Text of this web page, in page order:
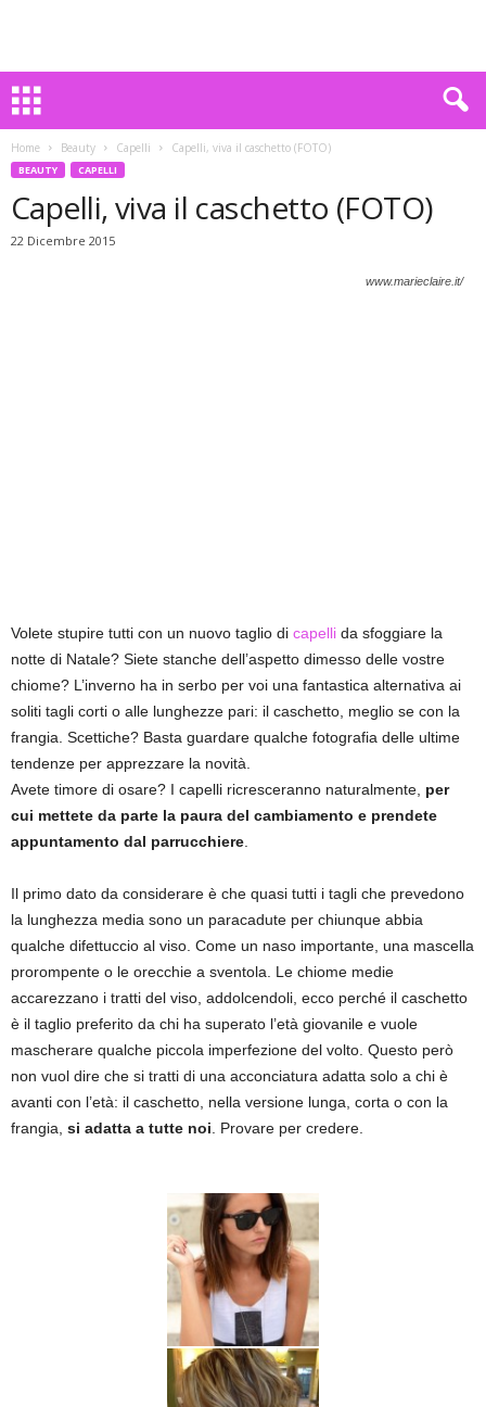
Home Beauty Capelli Capelli, viva il caschetto (FOTO)
BEAUTY CAPELLI
Capelli, viva il caschetto (FOTO)
22 Dicembre 2015
www.marieclaire.it/
Volete stupire tutti con un nuovo taglio di capelli da sfoggiare la
notte di Natale? Siete stanche dell’aspetto dimesso delle vostre
chiome? L’inverno ha in serbo per voi una fantastica alternativa ai
soliti tagli corti o alle lunghezze pari: il caschetto, meglio se con la
frangia. Scettiche? Basta guardare qualche fotografia delle ultime
tendenze per apprezzare la novità.
Avete timore di osare? I capelli ricresceranno naturalmente, per
cui mettete da parte la paura del cambiamento e prendete
appuntamento dal parrucchiere
Il primo dato da considerare è che quasi tutti i tagli che prevedono
la lunghezza media sono un paracadute per chiunque abbia
qualche difettuccio al viso. Come un naso importante, una mascella
prorompente o le orecchie a sventola. Le chiome medie
accarezzano i tratti del viso, addolcendoli, ecco perché il caschetto
è il taglio preferito da chi ha superato l’età giovanile e vuole
mascherare qualche piccola imperfezione del volto. Questo però
non vuol dire che si tratti di una acconciatura adatta solo a chi è
avanti con l’età: il caschetto, nella versione lunga, corta o con la
frangia, si adatta a tutte noi . Provare per credere.